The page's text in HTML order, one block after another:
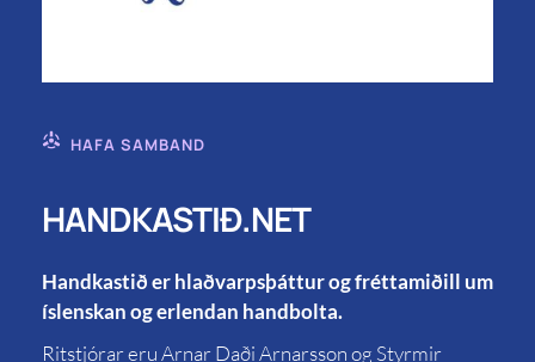
HAFA SAMBAND
HANDKASTIÐ.NET
Handkastið er hlaðvarpsþáttur og fréttamiðill um
íslenskan og erlendan handbolta.
Ritstjórar eru Arnar Daði Arnarsson og Styrmir